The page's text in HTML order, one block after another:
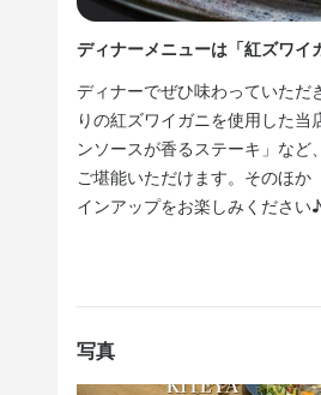
ディナーメニューは「紅ズワイ
ディナーでぜひ味わっていただ
りの紅ズワイガニを使用した
ンソースが香るステーキ」な
ご堪能いただけます。そのほか
インアップをお楽しみください♪
写真
身に付くスキル
包丁さばき 盛り付け技術 サービスマ
選考の流れ
応募後、原則2営業日以内に返
お気軽にお問い合わせ下さい。